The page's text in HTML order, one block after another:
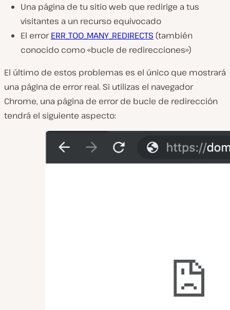
Una página de tu sitio web que redirige a tus
visitantes a un recurso equivocado
El errorERR_TOO_MANY_REDIRECTS (también
conocido como «bucle de redirecciones»)
El último de estos problemas es el único que mostrará
una página de error real. Si utilizas el navegador
Chrome, una página de error de bucle de redirección
tendrá el siguiente aspecto: